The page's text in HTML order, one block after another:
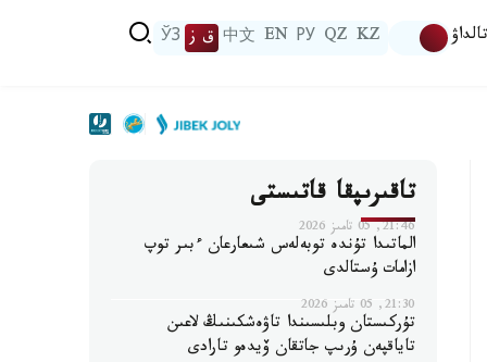
تالداۋ KZ
QZ
РУ
EN
中文 ق ز ЎЗ
تاقىرىپقا قاتىستى
21:46, 05 تامىز 2026
الماتىدا تۇندە توبەلەس شىعارعان ءبىر توپ
ازامات ۇستالدى
21:30, 05 تامىز 2026
تۇركىستان وبلىسىندا تاۋەشكىنىڭ لاعىن
تاياقپەن ۇرىپ جاتقان ۆيدەو تارادى